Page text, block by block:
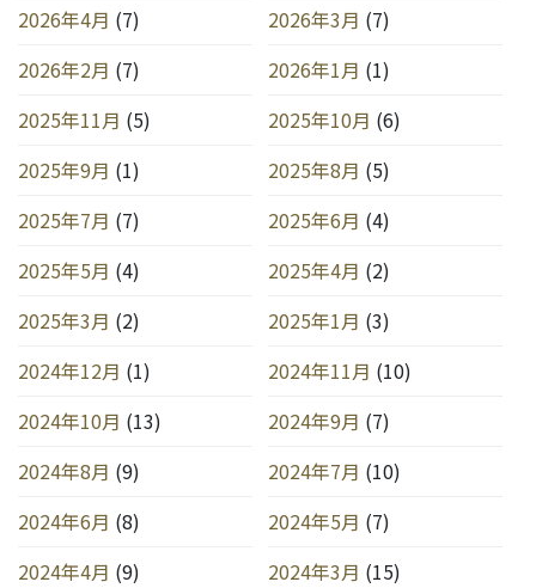
2026年4月 (7) 2026年3月 (7)
2026年2月 (7) 2026年1月 (1)
2025年11月 (5) 2025年10月 (6)
2025年9月 (1) 2025年8月 (5)
2025年7月 (7) 2025年6月 (4)
2025年5月 (4) 2025年4月 (2)
2025年3月 (2) 2025年1月 (3)
2024年12月 (1) 2024年11月 (10)
2024年10月 (13) 2024年9月 (7)
2024年8月 (9) 2024年7月 (10)
2024年6月 (8) 2024年5月 (7)
2024年4月 (9) 2024年3月 (15)